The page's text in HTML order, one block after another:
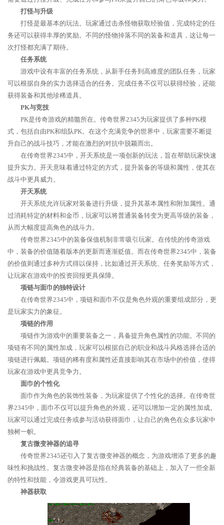
打怪与升级
打怪是最基本的玩法。玩家通过击杀怪物获取经验值，完成特定的任
务还可以获得丰厚的奖励。不同的怪物掉落不同的装备和道具，这让每一
次打怪都充满了期待。
任务系统
游戏中设有丰富的任务系统，从新手任务到高难度的团队任务，玩家
可以根据自身的实力选择适合的任务。完成任务不仅可以获得经验，还能
获得装备和其他珍稀道具。
PK与竞技
PK是传奇游戏的精髓所在。传奇世界2345为玩家提供了多种PK模
式，包括自由PK和组队PK。在这个充满竞争的世界中，玩家需要不断提
升自己的战斗技巧，才能在激烈的对抗中脱颖而出。
在传奇世界2345中，开天系统是一项创新的玩法，旨在帮助玩家快速
提升实力。开天意味着通过特定的方式，提升装备的等级和属性，使其在
战斗中更具威力。
开天系统
开天系统允许玩家对装备进行升级，提升其基本属性和附加属性。通
过消耗特定的材料和金币，玩家可以将普通装备转变为更高等级的装备，
从而大幅度提高角色的战斗力。
传奇世界2345中的装备保值机制非常吸引玩家。在传统的传奇游戏
中，装备的价值随着版本的更新而逐渐贬值。而在传奇世界2345中，装备
的价值则通过多种方式得以保持，比如通过开天系统、任务奖励等方式，
让玩家在游戏中的投资回报更具保障。
项链与面巾的独特设计
在传奇世界2345中，项链和面巾不仅是角色外观的重要组成部分，更
是玩家实力的象征。
项链的作用
项链作为游戏中的重要装备之一，具备提升角色属性的功能。不同的
项链有不同的属性加成，玩家可以根据自己的职业和战斗风格选择合适的
项链进行佩戴。项链的稀有度和属性还直接影响其在市场中的价值，使得
玩家在游戏中更具竞争力。
面巾的个性化
面巾作为角色的装饰性装备，为玩家提供了个性化的选择。在传奇世
界2345中，面巾不仅可以提升角色的外观，还可以增加一定的属性加成。
玩家可以通过完成任务或参与活动获得面巾，让自己的角色在众多玩家中
独树一帜。
复古微变神器的追寻
传奇世界2345还引入了复古微变神器的概念，为游戏增添了更多的趣
味性和挑战性。复古微变神器是指在经典装备的基础上，加入了一些全新
的特性和技能，令游戏更具可玩性。
神器获取